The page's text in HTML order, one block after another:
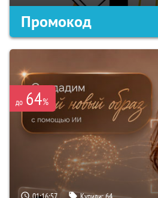
Промокод
до 64%